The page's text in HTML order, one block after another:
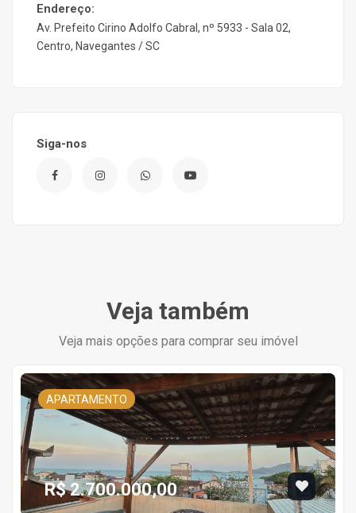
Endereço:
Av. Prefeito Cirino Adolfo Cabral, nº 5933 - Sala 02,
Centro, Navegantes / SC
Siga-nos
Veja também
Veja mais opções para comprar seu imóvel
APARTAMENTO
R$ 2.700.000,00